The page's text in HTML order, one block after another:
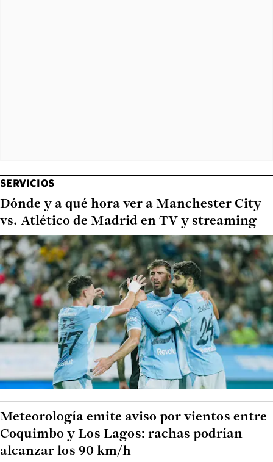
SERVICIOS
Dónde y a qué hora ver a Manchester City
vs. Atlético de Madrid en TV y streaming
Meteorología emite aviso por vientos entre
Coquimbo y Los Lagos: rachas podrían
alcanzar los 90 km/h